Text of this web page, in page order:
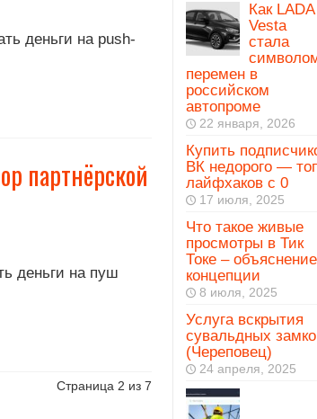
деньги на push-
партнёрской
деньги на пуш
Страница 2 из 7
Как LADA
Vesta
стала
перемен в
российском
автопроме
22 января, 2026
Купить
ВК недорого —
лайфхаков с 0
17 июля, 2025
Что такое живые
просмотры в Тик
Токе – объяснение
концепции
8 июля, 2025
Услуга вскрытия
сувальдных
(Череповец)
24 апреля, 2025